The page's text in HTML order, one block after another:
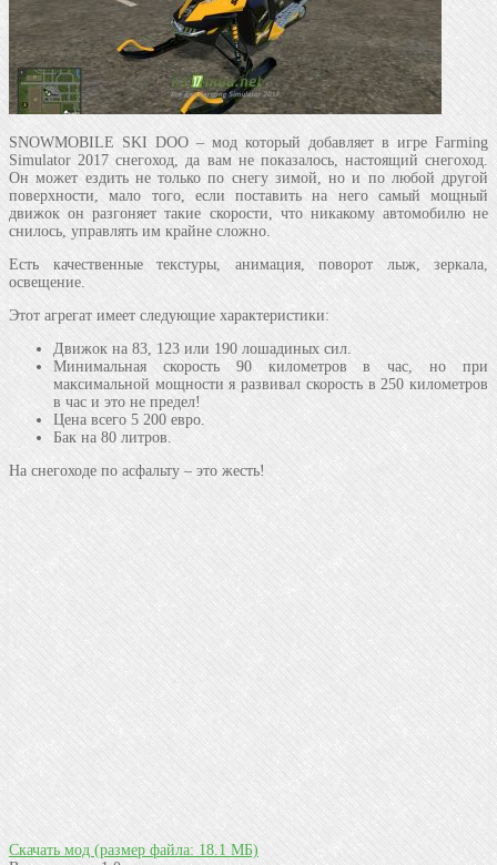
SNOWMOBILE SKI DOO – мод который добавляет в игре Farming
Simulator 2017 снегоход, да вам не показалось, настоящий снегоход.
Он может ездить не только по снегу зимой, но и по любой другой
поверхности, мало того, если поставить на него самый мощный
движок он разгоняет такие скорости, что никакому автомобилю не
снилось, управлять им крайне сложно.
Есть качественные текстуры, анимация, поворот лыж, зеркала,
освещение.
Этот агрегат имеет следующие характеристики:
Движок на 83, 123 или 190 лошадиных сил.
Минимальная скорость 90 километров в час, но при
максимальной мощности я развивал скорость в 250 километров
в час и это не предел!
Цена всего 5 200 евро.
Бак на 80 литров.
На снегоходе по асфальту – это жесть!
Скачать мод (размер файла: 18.1 МБ)